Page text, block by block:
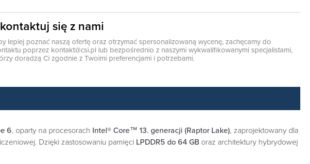
się z nami
lepiej poznać naszą ofertę oraz otrzymać spersonalizowaną wycenę, zachęcamy do
poprzez kontakt@csi.pl lub bezpośrednio z naszymi wykwalifikowanymi specjalistami,
doradzą Ci zgodnie z Twoimi preferencjami i potrzebami.
6, oparty na procesorach Intel® Core™ 13. generacji (Raptor Lake), zaprojektowany dla
Dzięki zastosowaniu pamięci LPDDR5 do 64 GB oraz architektury hybrydowej